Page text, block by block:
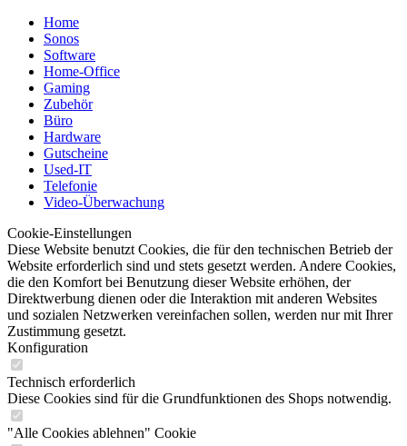
Home
Sonos
Software
Home-Office
Gaming
Zubehör
Büro
Hardware
Gutscheine
Used-IT
Telefonie
Video-Überwachung
Cookie-Einstellungen
Diese Website benutzt Cookies, die für den technischen Betrieb der
Website erforderlich sind und stets gesetzt werden. Andere Cookies,
die den Komfort bei Benutzung dieser Website erhöhen, der
Direktwerbung dienen oder die Interaktion mit anderen Websites
und sozialen Netzwerken vereinfachen sollen, werden nur mit Ihrer
Zustimmung gesetzt.
Konfiguration
Technisch erforderlich
Diese Cookies sind für die Grundfunktionen des Shops notwendig.
"Alle Cookies ablehnen" Cookie